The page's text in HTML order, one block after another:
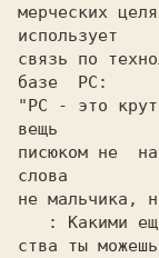
мерческих
использует
связь по
базе  PC:
"PC - это
вещь
писюком не
слова
не мальчика,
: Какими
ства ты